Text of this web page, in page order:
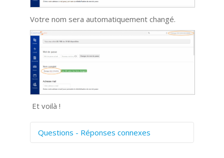
Votre nom sera automatiquement changé.
Et voilà !
Questions - Réponses connexes